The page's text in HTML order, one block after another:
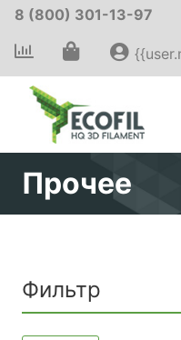
8 (800) 301-13-97
Прочее
Фильтр